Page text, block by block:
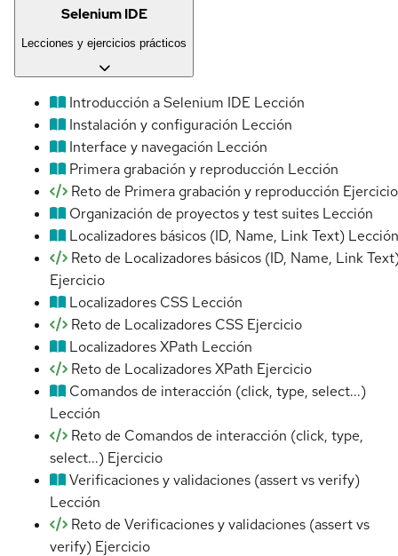
Selenium IDE
Lecciones y ejercicios prácticos
Introducción a Selenium IDE Lección
Instalación y configuración Lección
Interface y navegación Lección
Primera grabación y reproducción Lección
Reto de Primera grabación y reproducción Ejercicio
Organización de proyectos y test suites Lección
Localizadores básicos (ID, Name, Link Text) Lección
Reto de Localizadores básicos (ID, Name, Link
Ejercicio
Localizadores CSS Lección
Reto de Localizadores CSS Ejercicio
Localizadores XPath Lección
Reto de Localizadores XPath Ejercicio
Comandos de interacción (click, type, select...)
Lección
Reto de Comandos de interacción (click, type,
select...) Ejercicio
Verificaciones y validaciones (assert vs verify)
Lección
Reto de Verificaciones y validaciones (assert vs
verify) Ejercicio